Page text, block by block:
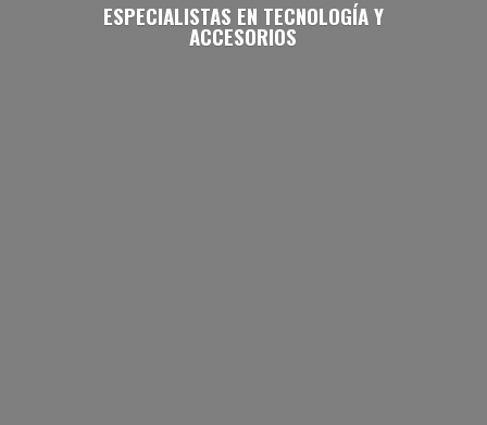
ESPECIALISTAS EN TECNOLOGÍAY
ACCESORIOS